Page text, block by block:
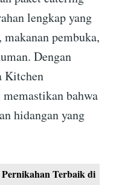
lengkap yang
pembuka,
Dengan
Kitchen
bahwa
hidangan yang
Terbaik di